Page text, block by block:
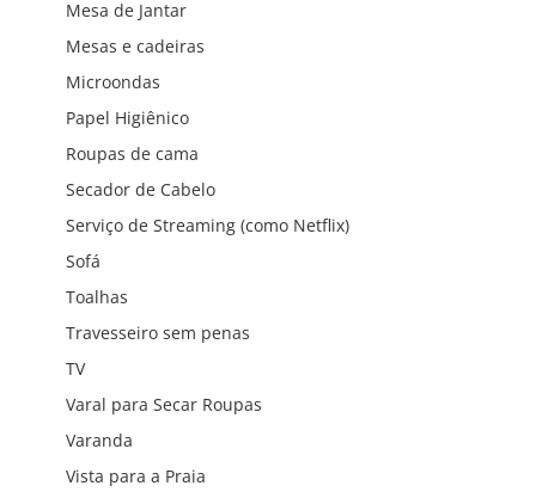
Mesa de Jantar
Mesas e cadeiras
Microondas
Papel Higiênico
Roupas de cama
Secador de Cabelo
Serviço de Streaming (como Netflix)
Sofá
Toalhas
Travesseiro sem penas
TV
Varal para Secar Roupas
Varanda
Vista para a Praia